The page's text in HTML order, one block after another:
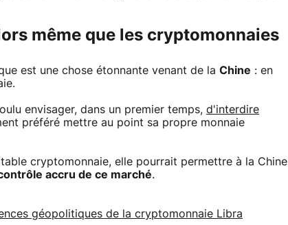
même que les cryptomonnaies
est une chose étonnante venant de la Chine : en
envisager, dans un premier temps, d'interdire
préféré mettre au point sa propre monnaie
cryptomonnaie, elle pourrait permettre à la Chine
accru de ce marché.
géopolitiques de la cryptomonnaie Libra